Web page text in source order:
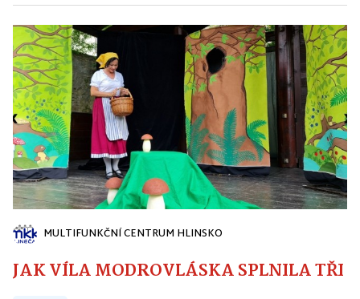
MULTIFUNKČNÍ CENTRUM HLINSKO
JAK VÍLA MODROVLÁSKA SPLNILA